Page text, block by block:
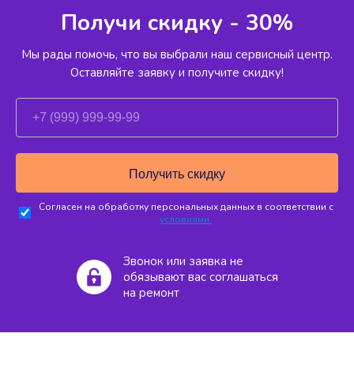
Получи скидку - 30%
Мы рады помочь, что вы выбрали наш сервисный центр.
Оставляйте заявку и получите скидку!
Согласен на обработку персональных данных в соответствии с
условиями.
Звонок или заявка не
обязывают вас соглашаться
на ремонт